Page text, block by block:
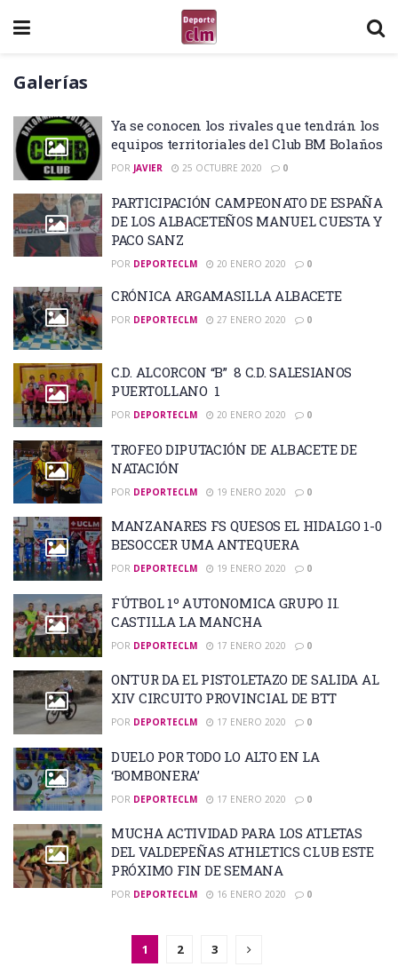
Galerías
Ya se conocen los rivales que tendrán los
equipos territoriales del Club BM Bolaños
POR JAVIER 25 OCTUBRE 2020 0
PARTICIPACIÓN CAMPEONATO DE ESPAÑA
DE LOS ALBACETEÑOS MANUEL CUESTA Y
PACO SANZ
POR DEPORTECLM 20 ENERO 2020 0
CRÓNICA ARGAMASILLA ALBACETE
POR DEPORTECLM 27 ENERO 2020 0
C.D. ALCORCON “B” 8 C.D. SALESIANOS
PUERTOLLANO 1
POR DEPORTECLM 20 ENERO 2020 0
TROFEO DIPUTACIÓN DE ALBACETE DE
NATACIÓN
POR DEPORTECLM 19 ENERO 2020 0
MANZANARES FS QUESOS EL HIDALGO 1-0
BESOCCER UMA ANTEQUERA
POR DEPORTECLM 19 ENERO 2020 0
FÚTBOL 1º AUTONOMICA GRUPO II.
CASTILLA LA MANCHA
POR DEPORTECLM 17 ENERO 2020 0
ONTUR DA EL PISTOLETAZO DE SALIDA AL
XIV CIRCUITO PROVINCIAL DE BTT
POR DEPORTECLM 17 ENERO 2020 0
DUELO POR TODO LO ALTO EN LA
‘BOMBONERA’
POR DEPORTECLM 17 ENERO 2020 0
MUCHA ACTIVIDAD PARA LOS ATLETAS
DEL VALDEPEÑAS ATHLETICS CLUB ESTE
PRÓXIMO FIN DE SEMANA
POR DEPORTECLM 16 ENERO 2020 0
1 2 3